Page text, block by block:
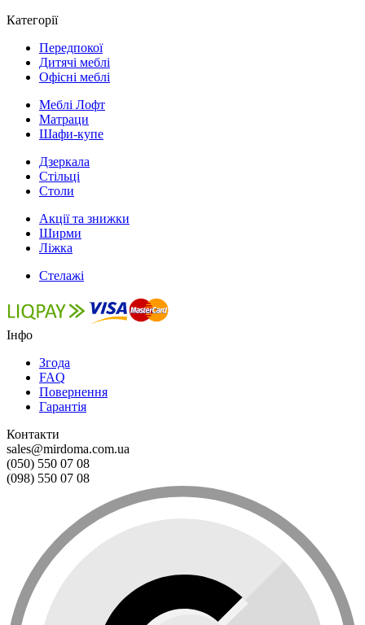
Категорії
Передпокої
Дитячі меблі
Офісні меблі
Меблі Лофт
Матраци
Шафи-купе
Дзеркала
Стільці
Столи
Акції та знижки
Ширми
Ліжка
Стелажі
Інфо
Згода
FAQ
Повернення
Гарантія
Контакти
sales@mirdoma.com.ua
(050) 550 07 08
(098) 550 07 08